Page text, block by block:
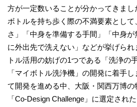
方が一定数いることが分かってきまし
ボトルを持ち歩く際の不満要素とし
さ」「中身を準備する手間」「中身
に外出先で洗えない」などが挙げら
トル活用の妨げの1つである「洗浄の
「マイボトル洗浄機」の開発に着手
て開発を進める中、大阪・関西万博の
「Co-Design Challenge」に選定され